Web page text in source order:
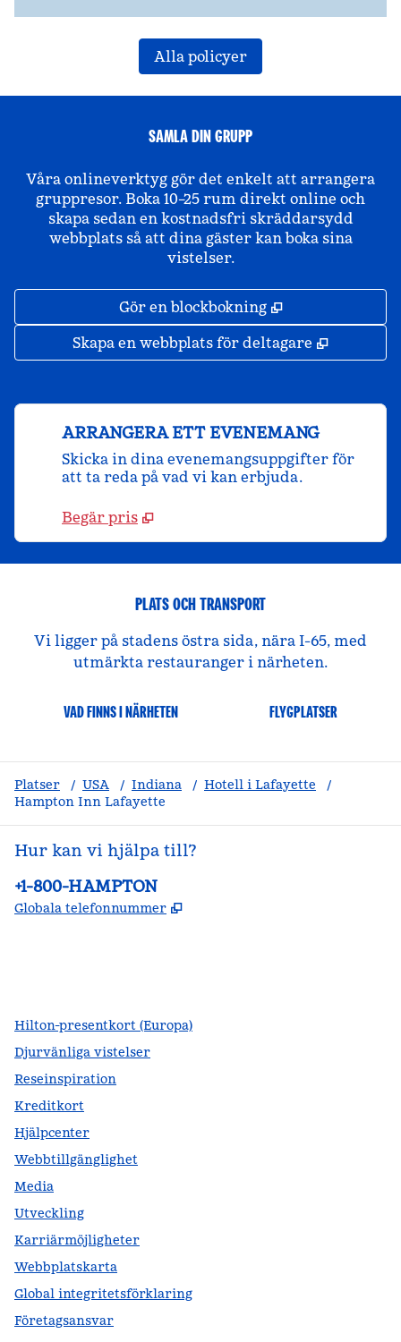
Alla policyer
SAMLA DIN GRUPP
Våra onlineverktyg gör det enkelt att arrangera
gruppresor. Boka 10–25 rum direkt online och
skapa sedan en kostnadsfri skräddarsydd
webbplats så att dina gäster kan boka sina
vistelser.
Gör en blockbokning ,
Skapa en webbplats för deltagare ,
ARRANGERA ETT EVENEMANG
Skicka in dina evenemangsuppgifter för
att ta reda på vad vi kan erbjuda.
Begär pris
PLATS OCH TRANSPORT
Vi ligger på stadens östra sida, nära I-65, med
utmärkta restauranger i närheten.
VAD FINNS I NÄRHETEN FLYGPLATSER
Platser / USA / Indiana / Hotell i Lafayette
/
Hampton Inn Lafayette
Hur kan vi hjälpa till?
Telefon:
+1-800-HAMPTON
Globala telefonnummer ,
Hilton-presentkort (Europa)
Djurvänliga vistelser
Reseinspiration
Kreditkort
Hjälpcenter
Webbtillgänglighet
Media
Utveckling
Karriärmöjligheter
Webbplatskarta
Global integritetsförklaring
Företagsansvar